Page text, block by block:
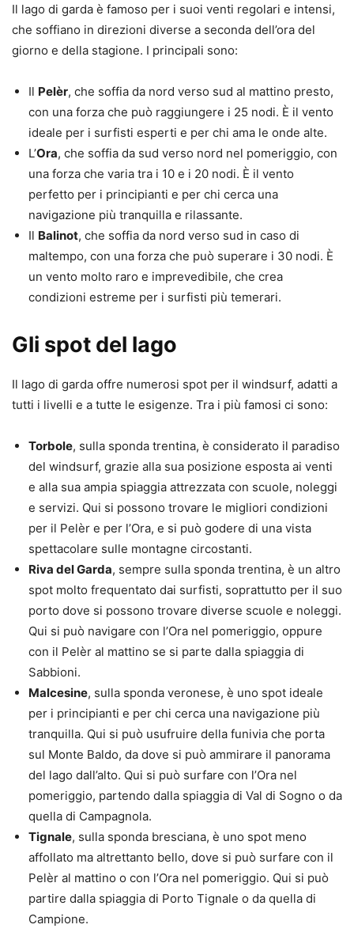
Il lago di garda è famoso per i suoi venti regolari e intensi,
che soffiano in direzioni diverse a seconda dell’ora del
giorno e della stagione. I principali sono:
Il Pelèr, che soffia da nord verso sud al mattino presto,
con una forza che può raggiungere i 25 nodi. È il vento
ideale per i surfisti esperti e per chi ama le onde alte.
L’Ora, che soffia da sud verso nord nel pomeriggio, con
una forza che varia tra i 10 e i 20 nodi. È il vento
perfetto per i principianti e per chi cerca una
navigazione più tranquilla e rilassante.
Il Balinot, che soffia da nord verso sud in caso di
maltempo, con una forza che può superare i 30 nodi. È
un vento molto raro e imprevedibile, che crea
condizioni estreme per i surfisti più temerari.
Gli spot del lago
Il lago di garda offre numerosi spot per il windsurf, adatti a
tutti i livelli e a tutte le esigenze. Tra i più famosi ci sono:
Torbole, sulla sponda trentina, è considerato il paradiso
del windsurf, grazie alla sua posizione esposta ai venti
e alla sua ampia spiaggia attrezzata con scuole, noleggi
e servizi. Qui si possono trovare le migliori condizioni
per il Pelèr e per l’Ora, e si può godere di una vista
spettacolare sulle montagne circostanti.
Riva del Garda, sempre sulla sponda trentina, è un altro
spot molto frequentato dai surfisti, soprattutto per il suo
porto dove si possono trovare diverse scuole e noleggi.
Qui si può navigare con l’Ora nel pomeriggio, oppure
con il Pelèr al mattino se si parte dalla spiaggia di
Sabbioni.
Malcesine, sulla sponda veronese, è uno spot ideale
per i principianti e per chi cerca una navigazione più
tranquilla. Qui si può usufruire della funivia che porta
sul Monte Baldo, da dove si può ammirare il panorama
del lago dall’alto. Qui si può surfare con l’Ora nel
pomeriggio, partendo dalla spiaggia di Val di Sogno o da
quella di Campagnola.
Tignale, sulla sponda bresciana, è uno spot meno
affollato ma altrettanto bello, dove si può surfare con il
Pelèr al mattino o con l’Ora nel pomeriggio. Qui si può
partire dalla spiaggia di Porto Tignale o da quella di
Campione.